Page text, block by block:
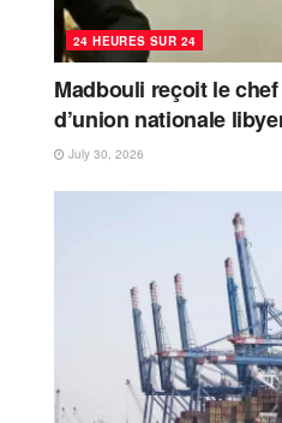
24 HEURES SUR 24
Madbouli reçoit le
d’union nationale
July 30, 2026